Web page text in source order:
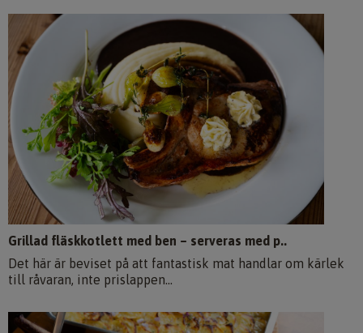
Grillad fläskkotlett med ben – serveras med p..
Det här är beviset på att fantastisk mat handlar om kärlek
till råvaran, inte prislappen...